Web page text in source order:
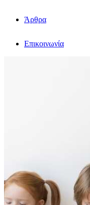
Άρθρα
Επικοινωνία